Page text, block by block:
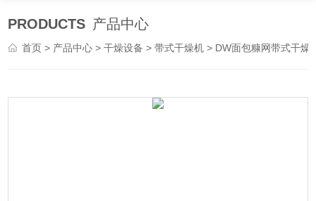
PRODUCTS 产品中心
首页 > 产品中心 >干燥设备 >带式干燥机 > DW面包糠网带式干燥